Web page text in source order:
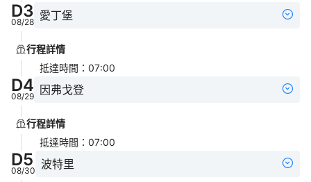
D3
08/28 愛丁堡
行程詳情
抵達時間 ： 07:00
D4
08/29 因弗戈登
行程詳情
抵達時間 ： 07:00
D5
08/30 波特里